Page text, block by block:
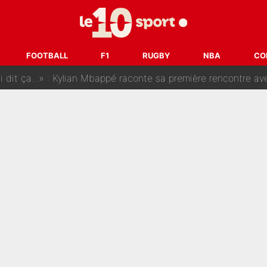
FOOTBALL F1 RUGBY NBA
les inséparables Kylian Mbappé et Achraf Hakimi
ses vacances, la star du XV de France a perdu sa
ça...» : Kylian Mbappé raconte sa première rencontre avec